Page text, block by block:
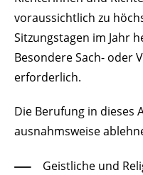
voraussichtlich zu
Sitzungstagen im Jahr
Besondere Sach- oder
erforderlich.
Die Berufung in dieses
ausnahmsweise
Geistliche und